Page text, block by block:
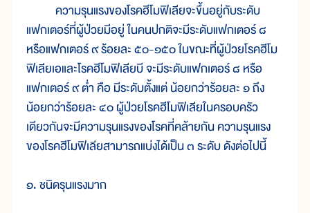
ความรุนแรงของโรคฮีโมฟิเลียจะขึ้นอยู่กับระดับ
แฟกเตอร์ที่ผู้ป่วยมีอยู่ ในคนปกติจะมีระดับแฟกเตอร์ ๘
หรือแฟกเตอร์ ๙ ร้อยละ ๕๐-๑๕๐ ในขณะที่ผู้ป่วยโรคฮีโม
ฟิเลียเอและโรคฮีโมฟิเลียบี จะมีระดับแฟกเตอร์ ๘ หรือ
แฟกเตอร์ ๙ ต่ำ คือ มีระดับตั้งแต่ น้อยกว่าร้อยละ ๑ ถึง
น้อยกว่าร้อยละ ๔๐ ผู้ป่วยโรคฮีโมฟิเลียในครอบครัว
เดียวกันจะมีความรุนแรงของโรคที่คล้ายกัน ความรุนแรง
ของโรคฮีโมฟิเลียสามารถแบ่งได้เป็น ๓ ระดับ ดังต่อไปนี้
๑. ชนิดรุนแรงมาก